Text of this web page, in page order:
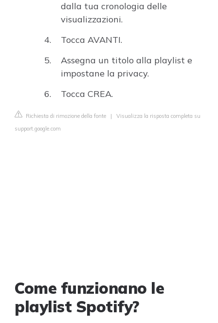
dalla tua cronologia delle
visualizzazioni.
Tocca AVANTI.
Assegna un titolo alla playlist e
impostane la privacy.
Tocca CREA.
Richiesta di rimozione della fonte | Visualizza la risposta completa su
support.google.com
Come funzionano le
playlist Spotify?